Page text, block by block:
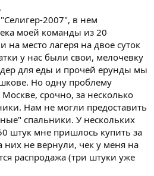
2007", в нем
моей команды из 20
место лагеря на двое суток
у нас были свои, мелочевку
для еды и прочей ерунды мы
Но одну проблему
срочно, за несколько
Нам не могли предоставить
спальники. У нескольких
штук мне пришлось купить за
них не вернули, чек у меня на
распродажа (три штуки уже